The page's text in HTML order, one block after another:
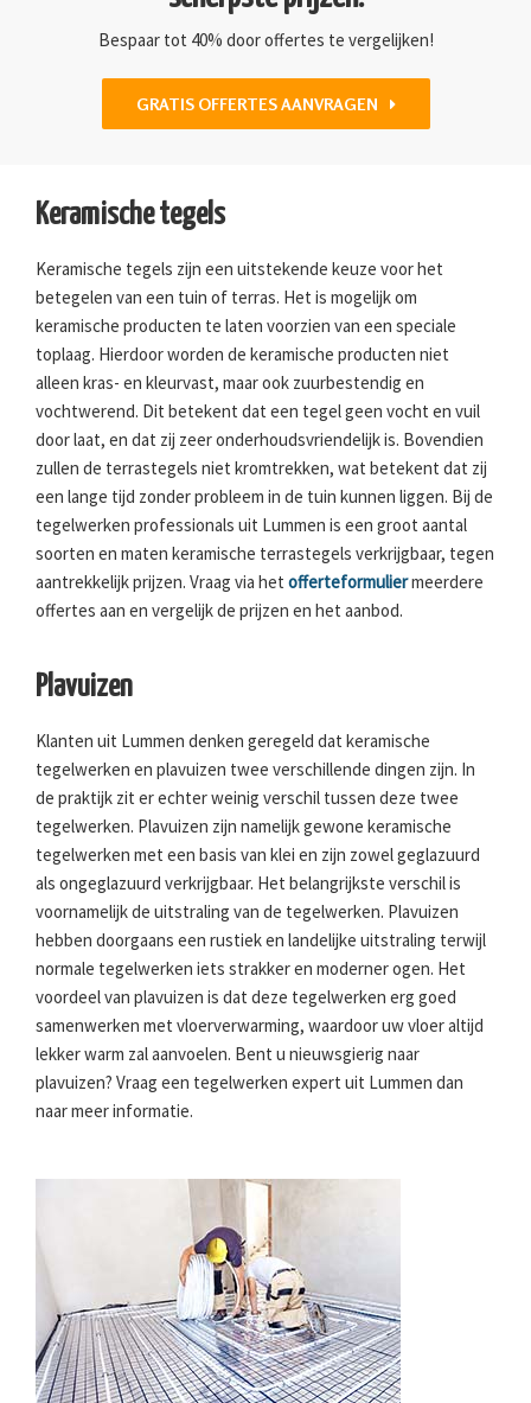
Bespaar tot 40% door offertes te vergelijken!
GRATIS OFFERTES AANVRAGEN
Keramische tegels
Keramische tegels zijn een uitstekende keuze voor het
betegelen van een tuin of terras. Het is mogelijk om
keramische producten te laten voorzien van een speciale
toplaag. Hierdoor worden de keramische producten niet
alleen kras- en kleurvast, maar ook zuurbestendig en
vochtwerend. Dit betekent dat een tegel geen vocht en vuil
door laat, en dat zij zeer onderhoudsvriendelijk is. Bovendien
zullen de terrastegels niet kromtrekken, wat betekent dat zij
een lange tijd zonder probleem in de tuin kunnen liggen. Bij de
tegelwerken professionals uit Lummen is een groot aantal
soorten en maten keramische terrastegels verkrijgbaar, tegen
aantrekkelijk prijzen. Vraag via het offerteformuliermeerdere
offertes aan en vergelijk de prijzen en het aanbod.
Plavuizen
Klanten uit Lummen denken geregeld dat keramische
tegelwerken en plavuizen twee verschillende dingen zijn. In
de praktijk zit er echter weinig verschil tussen deze twee
tegelwerken. Plavuizen zijn namelijk gewone keramische
tegelwerken met een basis van klei en zijn zowel geglazuurd
als ongeglazuurd verkrijgbaar. Het belangrijkste verschil is
voornamelijk de uitstraling van de tegelwerken. Plavuizen
hebben doorgaans een rustiek en landelijke uitstraling terwijl
normale tegelwerken iets strakker en moderner ogen. Het
voordeel van plavuizen is dat deze tegelwerken erg goed
samenwerken met vloerverwarming, waardoor uw vloer altijd
lekker warm zal aanvoelen. Bent u nieuwsgierig naar
plavuizen? Vraag een tegelwerken expert uit Lummen dan
naar meer informatie.